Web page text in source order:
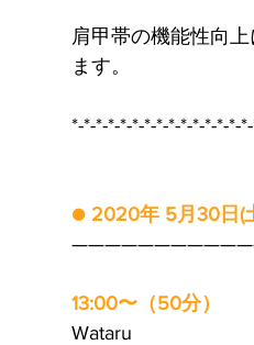
肩甲帯の機能性向
ます。
*-*-*-*-*-*-*-*-*-*-*-*-*-*-
● 2020年 5月30日(
13:00〜（50分）
Wataru